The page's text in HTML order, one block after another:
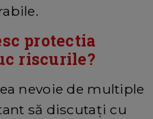
protectia
riscurile?
nevoie de multiple
să discutați cu